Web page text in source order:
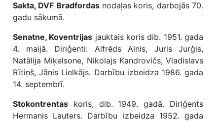
Sakta, DVF Bradfordasnodaļas koris, darbojās 70.
gadu sākumā.
Senatne, Koventrijas jauktais koris dib. 1951. gada
4. maijā. Diriģenti: Alfrēds Alnis, Juris Jurģis,
Natālija Miķelsone, Nikolajs Kandrovičs, Vladislavs
Rītiņš, Jānis Lielkājs. Darbību izbeidza 1986. gada
14. septembrī.
Stokontrentas koris, dib. 1949. gadā. Diriģents
Hermanis Lauters. Darbību izbeidza 1952. gada